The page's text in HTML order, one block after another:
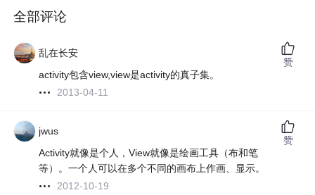
全部评论
乱在长安
activity包含view,view是activity的真子集。
2013-04-11
赞
jwus
Activity就像是个人，View就像是绘画工具（布和笔
等）。一个人可以在多个不同的画布上作画、显示。
2012-10-19
赞